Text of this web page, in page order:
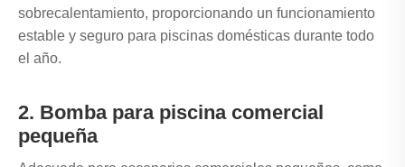
sobrecalentamiento, proporcionando un funcionamiento
estable y seguro para piscinas domésticas durante todo
el año.
2. Bomba para piscina comercial
pequeña